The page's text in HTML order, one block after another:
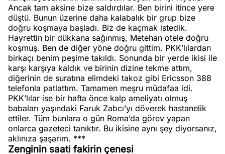
Ancak tam aksine bize saldırdılar. Ben birini itince yere
düştü. Bunun üzerine daha kalabalık bir grup bize
doğru koşmaya başladı. Biz de kaçmak istedik.
Hayrettin bir dükkana sağınmış, Metehan otele doğru
koşmuş. Ben de diğer yöne doğru gittim. PKK’lılardan
birkaçı benim peşime takıldı. Sonunda bir yerde ikisi ile
karşı karşıya kaldık ve birinin dizine tekme attım,
diğerinin de suratına elimdeki takoz gibi Ericsson 388
telefonla patlattım. Tamamen meşru müdafaa idi.
PKK’lılar ise bir hafta önce kalp ameliyatı olmuş
babaları yaşındaki Faruk Zabcı’yı döverek hastanelik
ettiler. Tüm bunlara o gün Roma’da görev yapan
onlarca gazeteci tanıktır. Bu ikisine aynı şey diyorsanız,
aklınıza şaşarım. ***
Zenginin saati fakirin çenesi